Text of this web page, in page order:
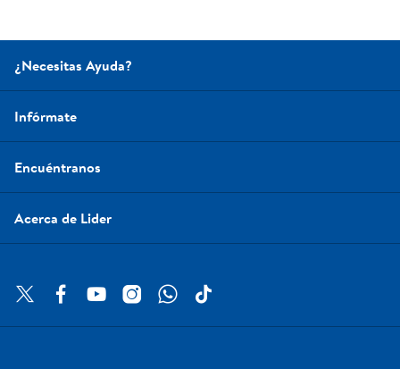
¿Necesitas Ayuda?
Infórmate
Encuéntranos
Acerca de Lider